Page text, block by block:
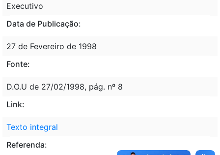
Executivo
Data de Publicação:
27 de Fevereiro de 1998
Fonte:
D.O.U de 27/02/1998, pág. nº 8
Link:
Texto integral
Referenda: